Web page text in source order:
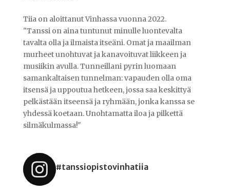
Tiia on aloittanut Vinhassa vuonna 2022.
"Tanssi on aina tuntunut minulle luontevalta
tavalta olla ja ilmaista itseäni. Omat ja maailman
murheet unohtuvat ja kanavoituvat liikkeen ja
musiikin avulla. Tunneillani pyrin luomaan
samankaltaisen tunnelman: vapauden olla oma
itsensä ja uppoutua hetkeen, jossa saa keskittyä
pelkästään itseensä ja ryhmään, jonka kanssa se
yhdessä koetaan. Unohtamatta iloa ja pilkettä
silmäkulmassa!"
#tanssiopistovinhatiia